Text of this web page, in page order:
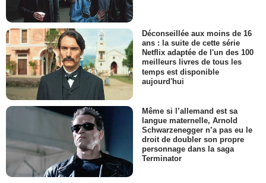
Déconseillée aux moins de 16
ans : la suite de cette série
Netflix adaptée de l'un des 100
meilleurs livres de tous les
temps est disponible
aujourd'hui
Même si l’allemand est sa
langue maternelle, Arnold
Schwarzenegger n’a pas eu le
droit de doubler son propre
personnage dans la saga
Terminator